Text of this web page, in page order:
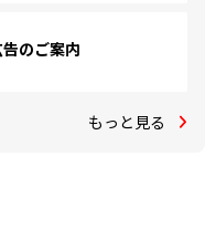
告のご案内
もっと見る